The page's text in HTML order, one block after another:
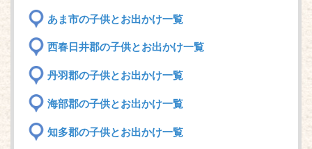
あま市の子供とお出かけ一覧
西春日井郡の子供とお出かけ一覧
丹羽郡の子供とお出かけ一覧
海部郡の子供とお出かけ一覧
知多郡の子供とお出かけ一覧